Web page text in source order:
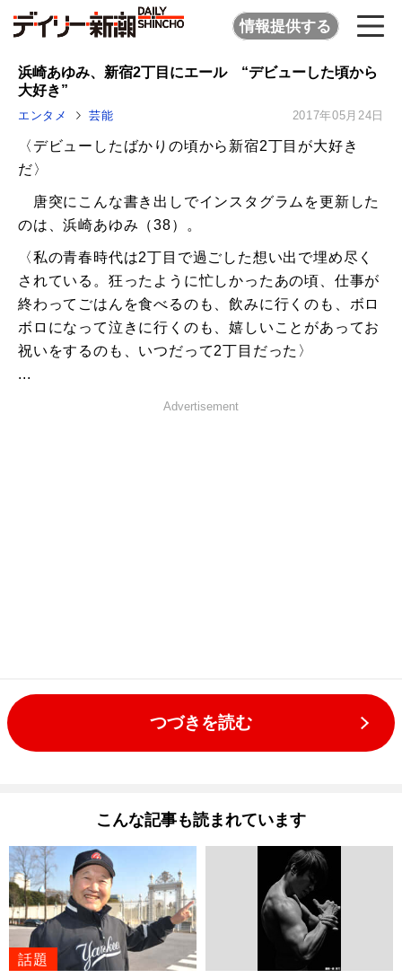
情報提供する
浜崎あゆみ、新宿2丁目にエール “デビューした頃から
大好き”
エンタメ 芸能 2017年05月24日
〈デビューしたばかりの頃から新宿2丁目が大好き
だ〉
唐突にこんな書き出しでインスタグラムを更新した
のは、浜崎あゆみ（38）。
〈私の青春時代は2丁目で過ごした想い出で埋め尽く
されている。狂ったように忙しかったあの頃、仕事が
終わってごはんを食べるのも、飲みに行くのも、ボロ
ボロになって泣きに行くのも、嬉しいことがあってお
祝いをするのも、いつだって2丁目だった〉
...
Advertisement
つづきを読む
こんな記事も読まれています
話題